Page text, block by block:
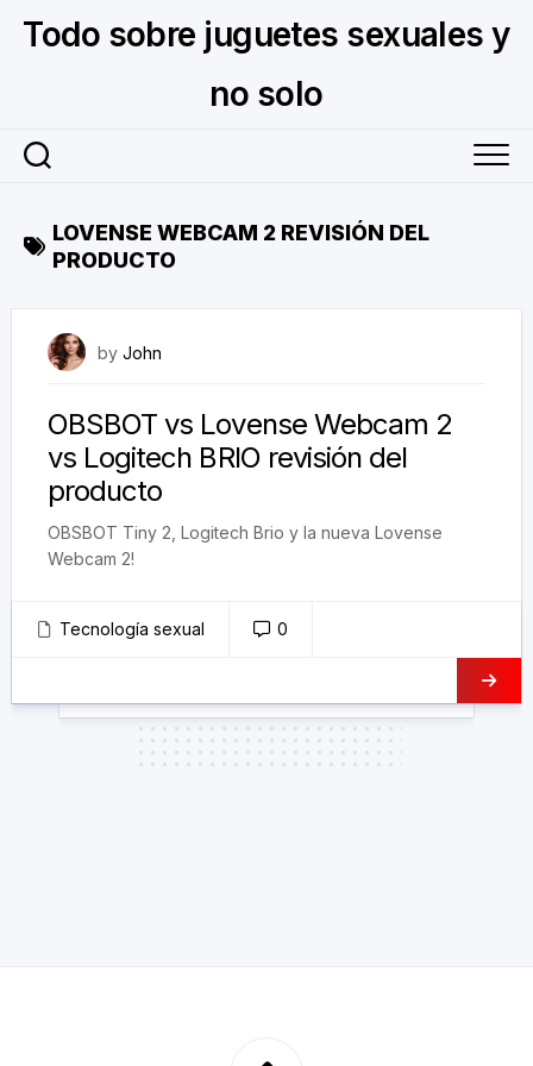
Todo sobre juguetes sexuales y
no solo
LOVENSE WEBCAM 2 REVISIÓN DEL
PRODUCTO
by John
OBSBOT vs Lovense Webcam 2
vs Logitech BRIO revisión del
producto
OBSBOT Tiny 2, Logitech Brio y la nueva Lovense
Webcam 2!
Tecnología sexual 0